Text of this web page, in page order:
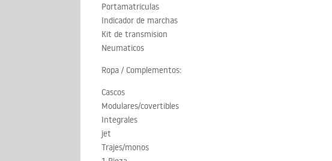
Portamatriculas
Indicador de marchas
Kit de transmision
Neumaticos
Ropa / Complementos:
Cascos
Modulares/covertibles
Integrales
jet
Trajes/monos